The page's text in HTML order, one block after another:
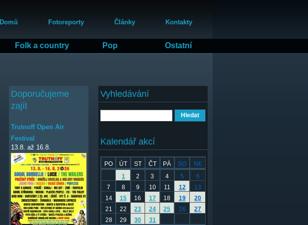
Domů Fotoreporty Články Kontakty
Folk a country Pop Ostatní
Vyhledávání
Kalendář akcí
PO ÚT ST ČT PÁ SO
NE
1
2 3 4 5
6
7
8 9 10 11 12
13
14
15 16 17 18 19
20
21
22 23 24 25 26
27
28
29 30 31
Doporučujeme
zajít
Trutnoff Open Air
Festival
13.8. až 16.8.